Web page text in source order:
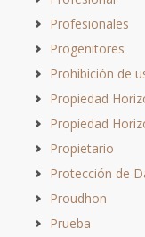
Profesionales
Progenitores
Prohibición de
Propiedad
Propiedad
Propietario
Protección de
Proudhon
Prueba